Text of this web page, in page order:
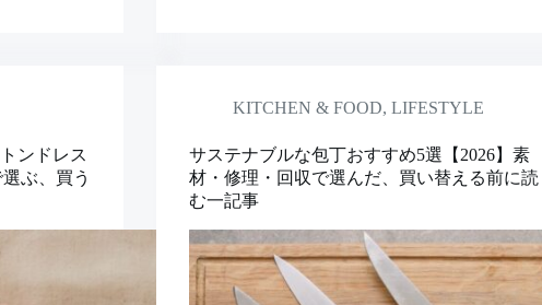
ンドレス
ぶ、買う
KITCHEN & FOOD,LIFESTYLE
サステナブルな包丁おすすめ5選【2026】素
材・修理・回収で選んだ、買い替える前に読
む一記事